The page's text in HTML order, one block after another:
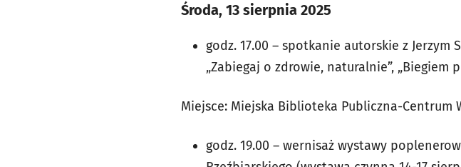
Środa, 13 sierpnia 2025
godz. 17.00 – spotkanie autorskie z
„Zabiegaj o zdrowie, naturalnie”, „Biegiem
Miejsce: Miejska Biblioteka Publiczna-Centrum
godz. 19.00 – wernisaż wystawy